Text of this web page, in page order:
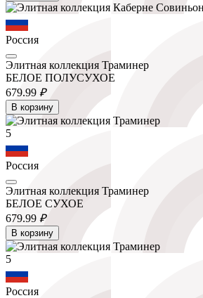
Россия
Элитная коллекция Траминер
БЕЛОЕ ПОЛУСУХОЕ
679.99 ₽
В корзину
5
Россия
Элитная коллекция Траминер
БЕЛОЕ СУХОЕ
679.99 ₽
В корзину
5
Россия